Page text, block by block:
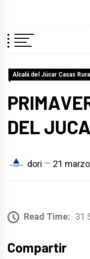
Alcalá del Júcar Casas
DEL
dori 21
Read Time: 31
Compartir